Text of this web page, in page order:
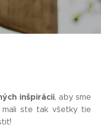
inšpirácii, aby sme
mali ste tak všetky tie